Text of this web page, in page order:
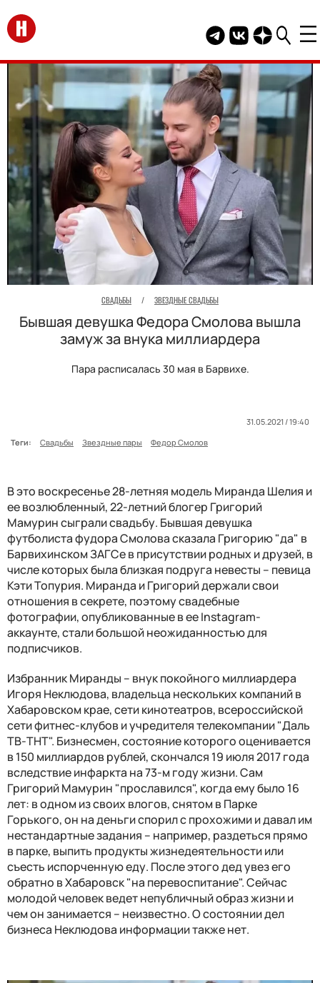
Перейти на главную
Telegram канал
Группа HELLO
Канал
СВАДЬБЫ / ЗВЕЗДНЫЕ СВАДЬБЫ
Бывшая девушка Федора Смолова вышла
замуж за внука миллиардера
Пара расписалась 30 мая в Барвихе.
31.05.2021 / 19:40
Теги:
Свадьбы Звездные пары Федор Смолов
В это воскресенье 28-летняя модель Миранда Шелия и
ее возлюбленный, 22-летний блогер Григорий
Мамурин сыграли свадьбу. Бывшая девушка
футболиста фудора Смолова сказала Григорию "да" в
Барвихинском ЗАГСе в присутствии родных и друзей, в
числе которых была близкая подруга невесты – певица
Кэти Топурия. Миранда и Григорий держали свои
отношения в секрете, поэтому свадебные
фотографии, опубликованные в ее Instagram-
аккаунте, стали большой неожиданностью для
подписчиков.
Избранник Миранды – внук покойного миллиардера
Игоря Неклюдова, владельца нескольких компаний в
Хабаровском крае, сети кинотеатров, всероссийской
сети фитнес-клубов и учредителя телекомпании "Даль
ТВ-ТНТ". Бизнесмен, состояние которого оценивается
в 150 миллиардов рублей, скончался 19 июля 2017 года
вследствие инфаркта на 73-м году жизни. Сам
Григорий Мамурин "прославился", когда ему было 16
лет: в одном из своих влогов, снятом в Парке
Горького, он на деньги спорил с прохожими и давал им
нестандартные задания – например, раздеться прямо
в парке, выпить продукты жизнедеятельности или
съесть испорченную еду. После этого дед увез его
обратно в Хабаровск "на перевоспитание". Сейчас
молодой человек ведет непубличный образ жизни и
чем он занимается – неизвестно. О состоянии дел
бизнеса Неклюдова информации также нет.